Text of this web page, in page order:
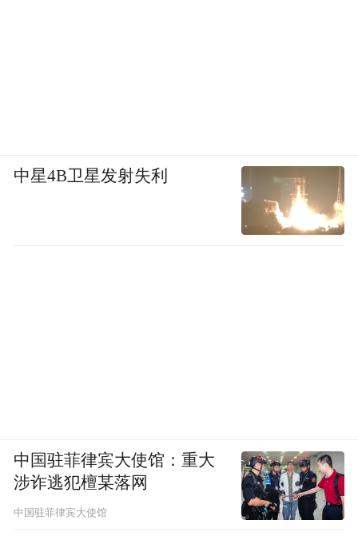
中星4B卫星发射失利
中国驻菲律宾大使馆：重大
涉诈逃犯檀某落网
中国驻菲律宾大使馆